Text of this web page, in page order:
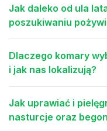
Jak daleko od ula
poszukiwaniu
Dlaczego komary
i jak nas lokalizują?
Jak uprawiać i
nasturcje oraz